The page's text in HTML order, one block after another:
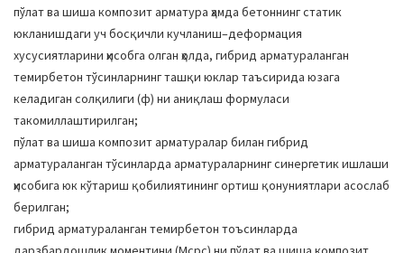
пўлат ва шиша композит арматура ҳамда бетоннинг статик
юкланишдаги уч босқичли кучланиш–деформация
хусусиятларини ҳисобга олган ҳолда, гибрид арматураланган
темирбетон тўсинларнинг ташқи юклар таъсирида юзага
келадиган солқилиги (ф) ни аниқлаш формуласи
такомиллаштирилган;
пўлат ва шиша композит арматуралар билан гибрид
арматураланган тўсинларда арматураларнинг синергетик ишлаши
ҳисобига юк кўтариш қобилиятининг ортиш қонуниятлари асослаб
берилган;
гибрид арматураланган темирбетон тоъсинларда